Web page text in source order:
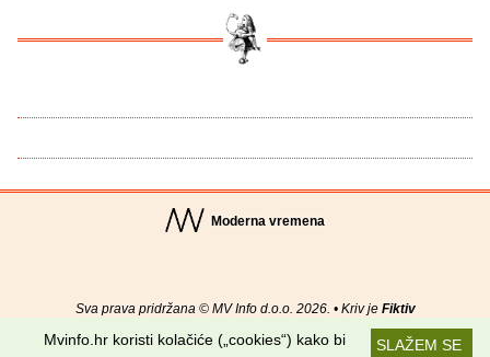
Moderna vremena
Sva prava pridržana © MV Info d.o.o. 2026. • Kriv je Fiktiv
O nama• Pomoć•Uvjeti korištenja•RSS kanaliSLAŽEM SE
Mvinfo.hr koristi kolačiće („cookies“) kako bi